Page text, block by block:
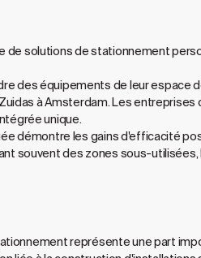
de solutions de stationnement
des équipements de leur espace
à Amsterdam. Les
unique.
démontre les gains d'efficacité
souvent des zones sous-
représente une part